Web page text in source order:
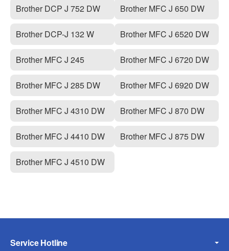
Brother DCP J 752 DW
Brother DCP-J 132 W
Brother MFC J 245
Brother MFC J 285 DW
Brother MFC J 4310 DW
Brother MFC J 4410 DW
Brother MFC J 4510 DW
Brother MFC J 650 DW
Brother MFC J 6520 DW
Brother MFC J 6720 DW
Brother MFC J 6920 DW
Brother MFC J 870 DW
Brother MFC J 875 DW
Service Hotline